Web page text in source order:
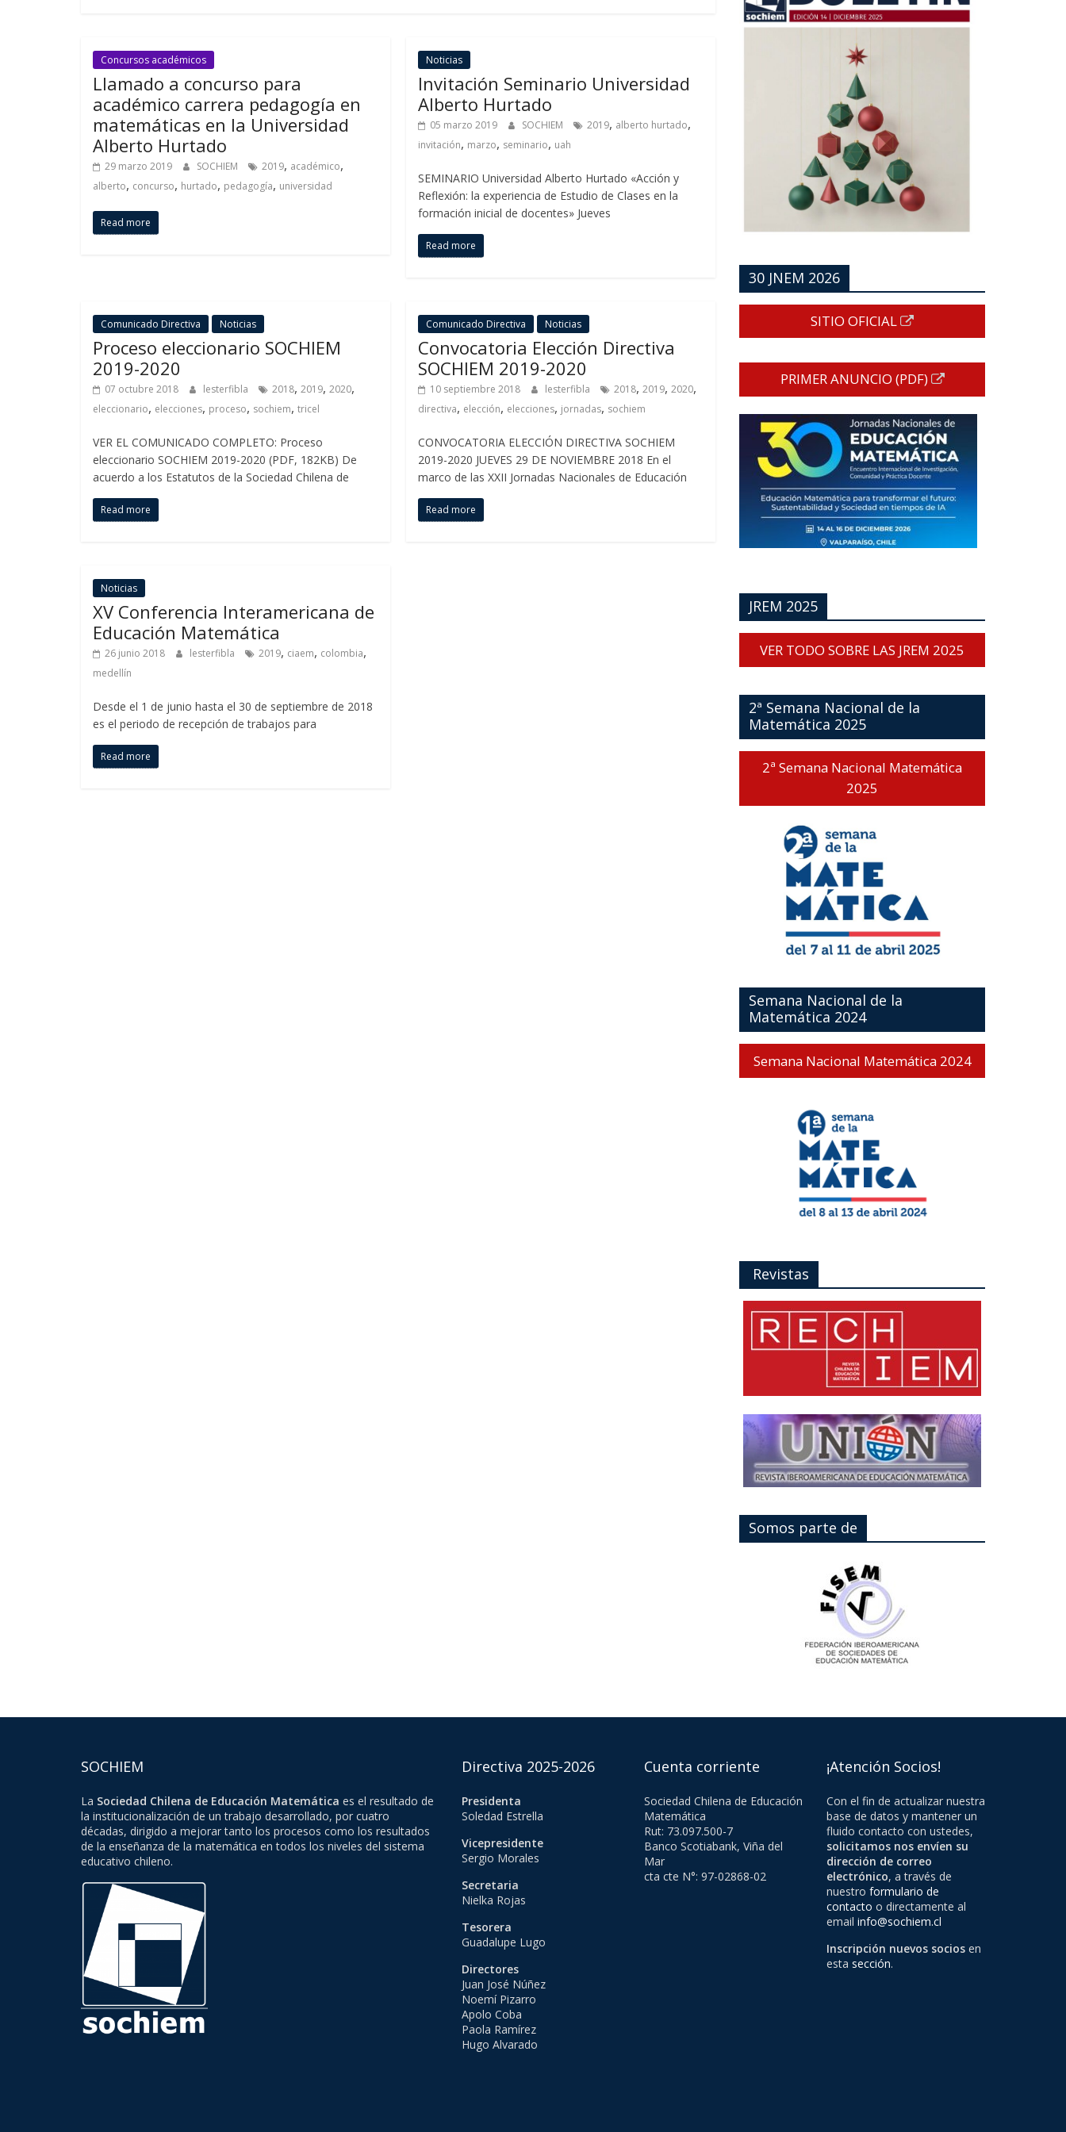
Concursos académicos
Llamado a concurso para
académico carrera pedagogía en
matemáticas en la Universidad
Alberto Hurtado
29 marzo 2019 SOCHIEM 2019, académico,
alberto, concurso, hurtado, pedagogía, universidad
Read more
Noticias
Invitación Seminario Universidad
Alberto Hurtado
05 marzo 2019 SOCHIEM 2019, alberto hurtado,
invitación, marzo, seminario, uah
SEMINARIO Universidad Alberto Hurtado «Acción y
Reflexión: la experiencia de Estudio de Clases en la
formación inicial de docentes» Jueves
Read more
Comunicado Directiva Noticias
Proceso eleccionario SOCHIEM
2019-2020
07 octubre 2018 lesterfibla 2018, 2019, 2020,
eleccionario, elecciones, proceso, sochiem, tricel
VER EL COMUNICADO COMPLETO: Proceso
eleccionario SOCHIEM 2019-2020 (PDF, 182KB) De
acuerdo a los Estatutos de la Sociedad Chilena de
Read more
Comunicado Directiva Noticias
Convocatoria Elección Directiva
SOCHIEM 2019-2020
10 septiembre 2018 lesterfibla 2018,2019,2020,
directiva, elección, elecciones, jornadas, sochiem
CONVOCATORIA ELECCIÓN DIRECTIVA SOCHIEM
2019-2020 JUEVES 29 DE NOVIEMBRE 2018 En el
marco de las XXII Jornadas Nacionales de Educación
Read more
Noticias
XV Conferencia Interamericana de
Educación Matemática
26 junio 2018 lesterfibla 2019, ciaem, colombia,
medellín
Desde el 1 de junio hasta el 30 de septiembre de 2018
es el periodo de recepción de trabajos para
Read more
30 JNEM 2026
SITIO OFICIAL
PRIMER ANUNCIO (PDF)
JREM 2025
VER TODO SOBRE LAS JREM 2025
2ª Semana Nacional de la
Matemática 2025
2ª Semana Nacional Matemática
2025
Semana Nacional de la
Matemática 2024
Semana Nacional Matemática 2024
Revistas
Somos parte de
SOCHIEM
La Sociedad Chilena de Educación Matemática es el resultado de
la institucionalización de un trabajo desarrollado, por cuatro
décadas, dirigido a mejorar tanto los procesos como los resultados
de la enseñanza de la matemática en todos los niveles del sistema
educativo chileno.
Directiva 2025-2026
Presidenta
Soledad Estrella
Vicepresidente
Sergio Morales
Secretaria
Nielka Rojas
Tesorera
Guadalupe Lugo
Directores
Juan José Núñez
Noemí Pizarro
Apolo Coba
Paola Ramírez
Hugo Alvarado
Cuenta corriente
Sociedad Chilena de Educación
Matemática
Rut: 73.097.500-7
Banco Scotiabank, Viña del
Mar
cta cte N°: 97-02868-02
¡Atención Socios!
Con el fin de actualizar nuestra
base de datos y mantener un
fluido contacto con ustedes,
solicitamos nos envíen su
dirección de correo
electrónico, a través de
nuestro formulario de
contacto o directamente al
email info@sochiem.cl
Inscripción nuevos socios en
esta sección.